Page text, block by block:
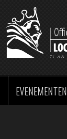
EVENEMENTEN